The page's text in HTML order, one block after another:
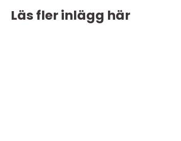
Läs fler inlägg här